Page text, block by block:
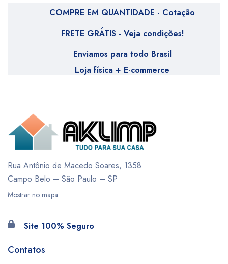
COMPRE EM QUANTIDADE - Cotação
FRETE GRÁTIS - Veja condições!
Enviamos para todo Brasil
Loja física + E-commerce
Rua Antônio de Macedo Soares, 1358
Campo Belo – São Paulo – SP
Mostrar no mapa
Site 100% Seguro
Contatos